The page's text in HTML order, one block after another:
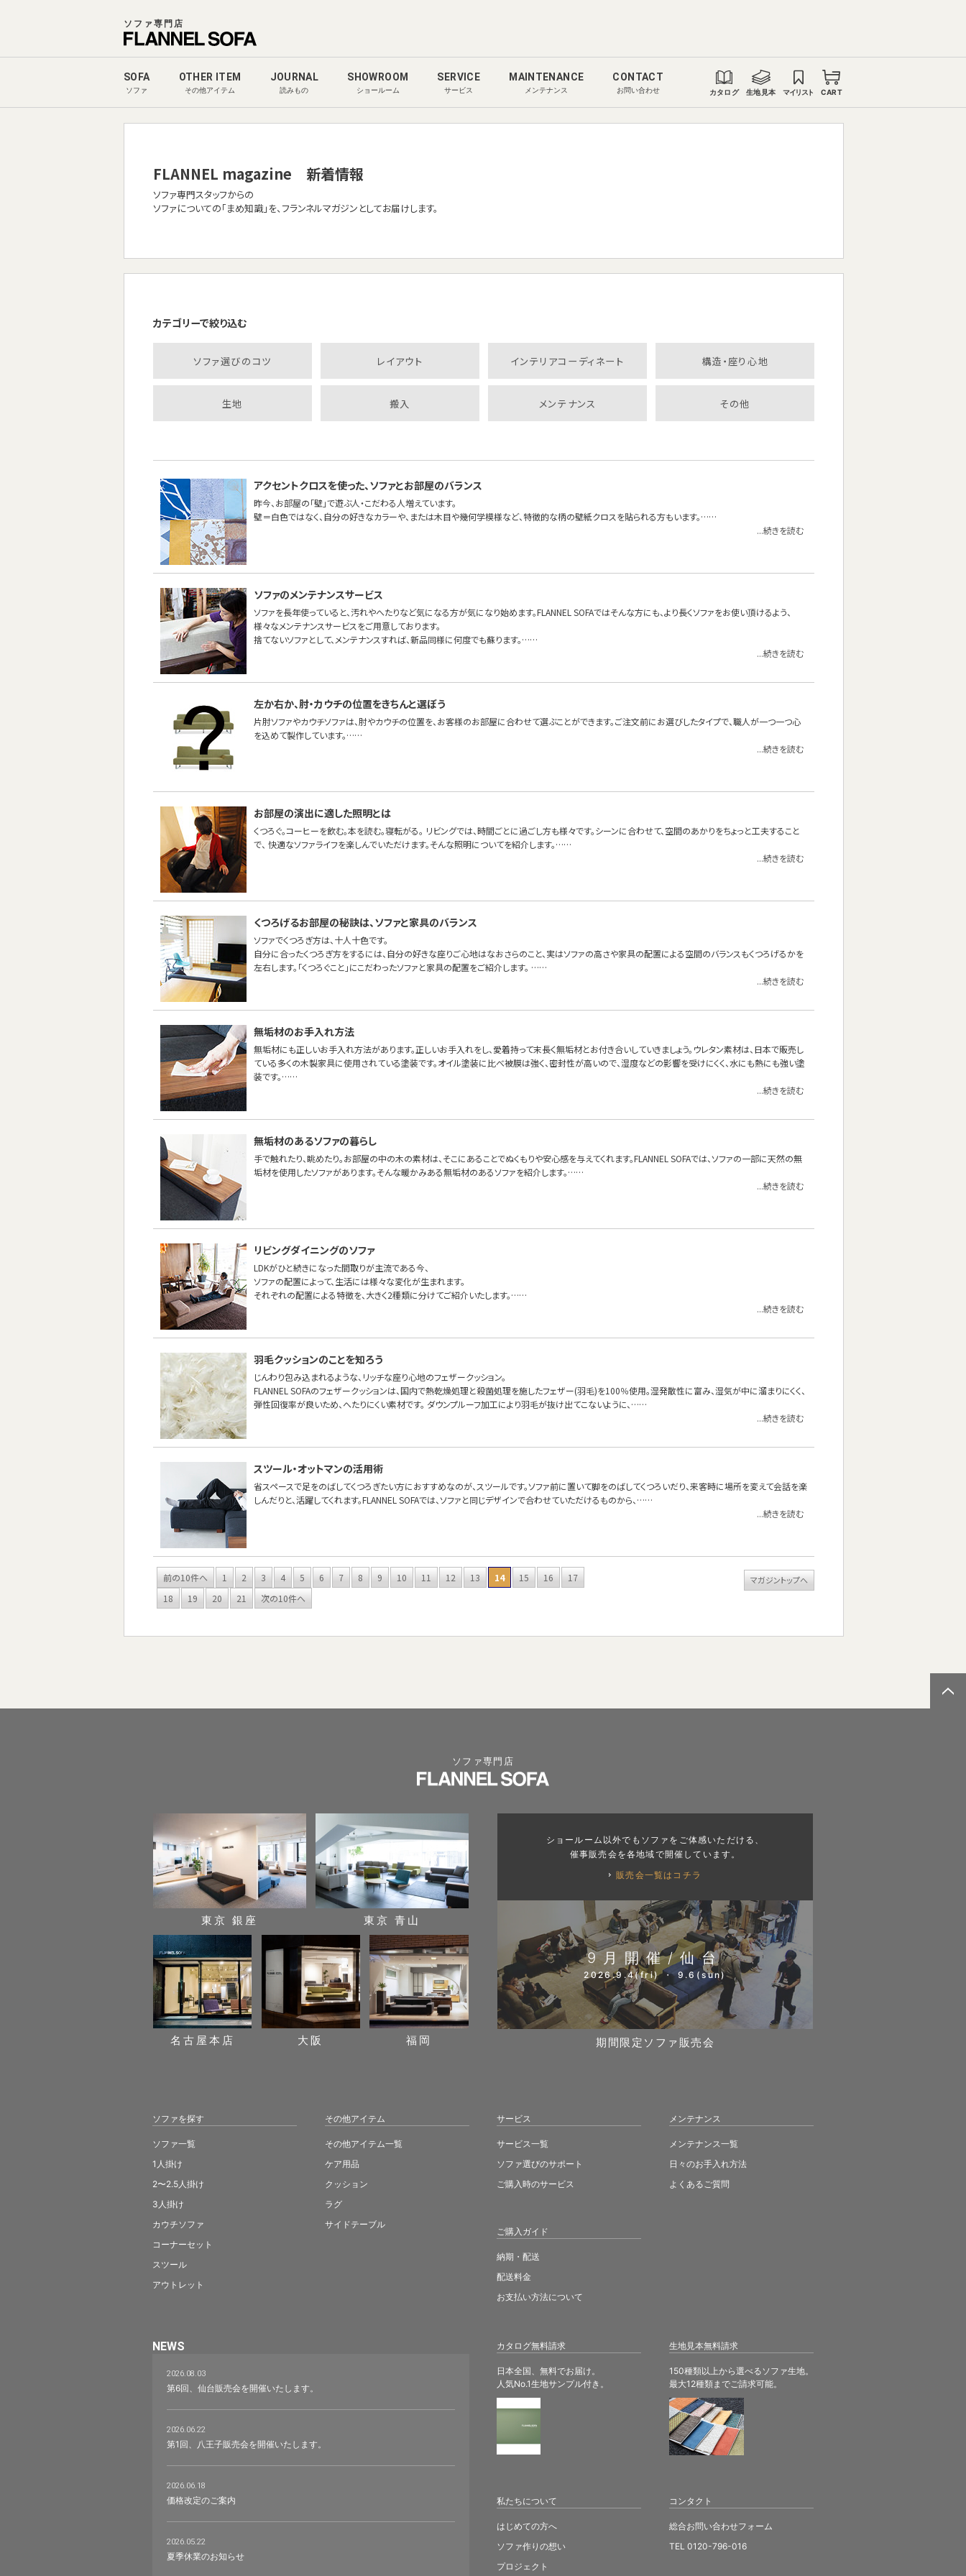
ソファ専門店
SOFA
ソファ
OTHER ITEM
その他アイテム
JOURNAL
読みもの
SHOWROOM
ショールーム
SERVICE
サービス
MAINTENANCE
メンテナンス
CONTACT
お問い合わせ カタログ 生地見本 マイリスト CART
FLANNEL magazine 新着情報
ソファ専門スタッフからの
ソファについての「まめ知識」を、フランネルマガジンとしてお届けします。
カテゴリーで絞り込む
ソファ選びのコツ レイアウト インテリアコーディネート 構造・座り心地
生地 搬入 メンテナンス その他
アクセントクロスを使った、ソファとお部屋のバランス
昨今、お部屋の「壁」で遊ぶ人・こだわる人増えています。
壁＝白色ではなく、自分の好きなカラーや、または木目や幾何学模様など、特徴的な柄の壁紙クロスを貼られる方もいます。……
...続きを読む
ソファのメンテナンスサービス
ソファを長年使っていると、汚れやへたりなど気になる方が気になり始めます。FLANNEL SOFAではそんな方にも、より長くソファをお使い頂けるよう、
様々なメンテナンスサービスをご用意しております。
捨てないソファとして、メンテナンスすれば、新品同様に何度でも蘇ります。……
...続きを読む
左か右か、肘・カウチの位置をきちんと選ぼう
片肘ソファやカウチソファは、肘やカウチの位置を、お客様のお部屋に合わせて選ぶことができます。ご注文前にお選びしたタイプで、職人が一つ一つ心
を込めて製作しています。……
...続きを読む
お部屋の演出に適した照明とは
くつろぐ。コーヒーを飲む。本を読む。寝転がる。 リビングでは、時間ごとに過ごし方も様々です。シーンに合わせて、空間のあかりをちょっと工夫すること
で、 快適なソファライフを楽しんでいただけます。そんな照明についてを紹介します。……
...続きを読む
くつろげるお部屋の秘訣は、ソファと家具のバランス
ソファでくつろぎ方は、十人十色です。
自分に合ったくつろぎ方をするには、自分の好きな座りご心地はなおさらのこと、実はソファの高さや家具の配置による空間のバランスもくつろげるかを
左右します。「くつろぐこと」にこだわったソファと家具の配置をご紹介します。 ……
...続きを読む
無垢材のお手入れ方法
無垢材にも正しいお手入れ方法があります。正しいお手入れをし、愛着持って末長く無垢材とお付き合いしていきましょう。ウレタン素材は、日本で販売し
ている多くの木製家具に使用されている塗装です。オイル塗装に比べ被膜は強く、密封性が高いので、湿度などの影響を受けにくく、水にも熱にも強い塗
装です。……
...続きを読む
無垢材のあるソファの暮らし
手で触れたり、眺めたり。お部屋の中の木の素材は、そこにあることでぬくもりや安心感を与えてくれます。FLANNEL SOFAでは、ソファの一部に天然の無
垢材を使用したソファがあります。そんな暖かみある無垢材のあるソファを紹介します。……
...続きを読む
リビングダイニングのソファ
LDKがひと続きになった間取りが主流である今、
ソファの配置によって、生活には様々な変化が生まれます。
それぞれの配置による特徴を、大きく2種類に分けてご紹介いたします。……
...続きを読む
羽毛クッションのことを知ろう
じんわり包み込まれるような、リッチな座り心地のフェザークッション。
FLANNEL SOFAのフェザークッションは、国内で熱乾燥処理と殺菌処理を施したフェザー(羽毛)を100％使用。湿発散性に富み、湿気が中に溜まりにくく、
弾性回復率が良いため、へたりにくい素材です。 ダウンプルーフ加工により羽毛が抜け出てこないように、……
...続きを読む
スツール・オットマンの活用術
省スペースで足をのばしてくつろぎたい方におすすめなのが、スツールです。ソファ前に置いて脚をのばしてくつろいだり、来客時に場所を変えて会話を楽
しんだりと、活躍してくれます。FLANNEL SOFAでは、ソファと同じデザインで合わせていただけるものから、……
...続きを読む
前の10件へ 1 2 3 4 5 6 7 8 9 10 11 12 13 14 15 16
17
18
19 20 21 次の10件へ
マガジントップへ
ソファ専門店
カタログ無料請求
日本全国、無料でお届け。
人気No.1生地サンプル付き。
生地見本無料請求
150種類以上から選べるソファ生地。
最大12種類までご請求可能。
東京 銀座 東京 青山
名古屋本店 大阪 福岡
ショールーム以外でもソファをご体感いただける、
催事販売会を各地域で開催しています。
販売会一覧はコチラ
9月開催/仙台
2026.9.4(fri) ・ 9.6(sun)
期間限定ソファ販売会
ソファを探す
ソファ一覧
1人掛け
2〜2.5人掛け
3人掛け
カウチソファ
コーナーセット
スツール
アウトレット
その他アイテム
その他アイテム一覧
ケア用品
クッション
ラグ
サイドテーブル
サービス
サービス一覧
ソファ選びのサポート
ご購入時のサービス
ご購入ガイド
納期・配送
配送料金
お支払い方法について
メンテナンス
メンテナンス一覧
日々のお手入れ方法
よくあるご質問
NEWS
2026.08.03
第6回、仙台販売会を開催いたします。
2026.06.22
第1回、八王子販売会を開催いたします。
2026.06.18
価格改定のご案内
2026.05.22
夏季休業のお知らせ
私たちについて
はじめての方へ
ソファ作りの想い
プロジェクト
コンタクト
総合お問い合わせフォーム
TEL 0120-796-016